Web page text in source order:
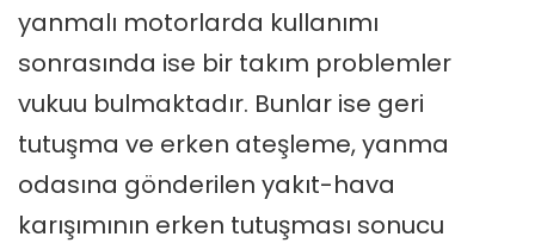
yanmalı motorlarda kullanımı
sonrasında ise bir takım problemler
vukuu bulmaktadır. Bunlar ise geri
tutuşma ve erken ateşleme, yanma
odasına gönderilen yakıt-hava
karışımının erken tutuşması sonucu